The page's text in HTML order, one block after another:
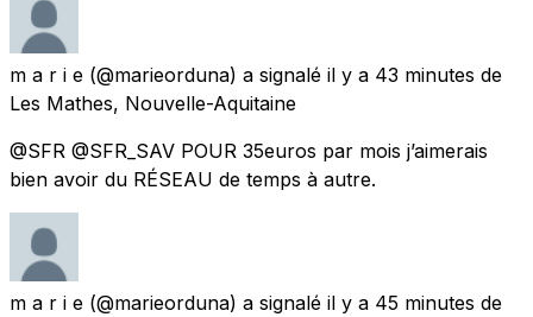
m a r i e (@marieorduna) a signalé il y a 43 minutes de
Les Mathes, Nouvelle-Aquitaine
@SFR @SFR_SAV POUR 35euros par mois j’aimerais
bien avoir du RÉSEAU de temps à autre.
m a r i e (@marieorduna) a signalé il y a 45 minutes de